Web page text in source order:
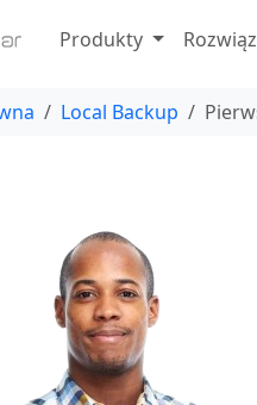
Produkty
Local Backup